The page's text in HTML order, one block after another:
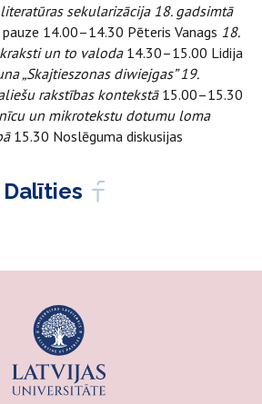
sekularizācija 18. gadsimtā
14.00–14.30 Pēteris Vanags 18.
un to valoda14.30–15.00 Lidija
„Skajtieszonas diwiejgas” 19.
rakstības kontekstā15.00–15.30
un mikrotekstu dotumu loma
15.30 Noslēguma diskusijas
Dalīties